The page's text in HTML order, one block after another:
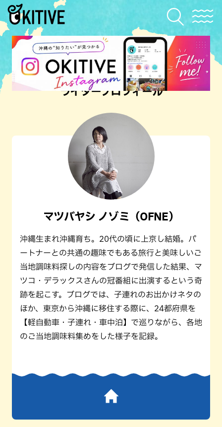
ライタープロフィール
マツバヤシ ノゾミ（OFNE）
沖縄生まれ沖縄育ち。20代の頃に上京し結婚。パ
ートナーとの共通の趣味でもある旅行と美味しいご
当地調味料探しの内容をブログで発信した結果、マ
ツコ・デラックスさんの冠番組に出演するという奇
跡を起こす。ブログでは、子連れのお出かけネタの
ほか、東京から沖縄に移住する際に、24都府県を
【軽自動車・子連れ・車中泊】で巡りながら、各地
のご当地調味料集めをした様子を記録。